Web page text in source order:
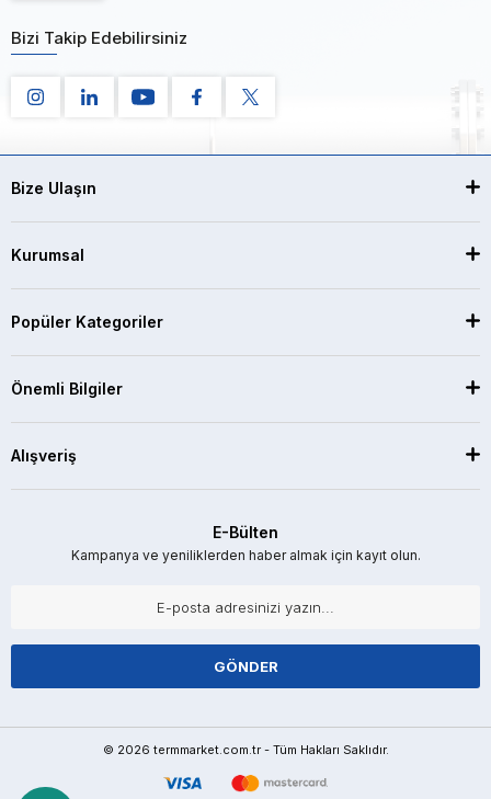
Bizi Takip Edebilirsiniz
Bize Ulaşın
Kurumsal
Popüler Kategoriler
Önemli Bilgiler
Alışveriş
E-Bülten
Kampanya ve yeniliklerden haber almak için kayıt olun.
GÖNDER
© 2026 termmarket.com.tr - Tüm Hakları Saklıdır.